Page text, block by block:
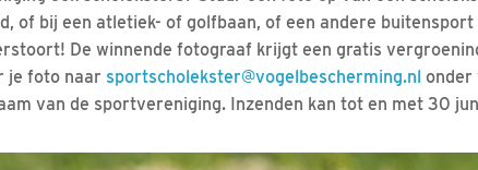
of bij een atletiek- of golfbaan, of een andere
De winnende fotograaf krijgt een gratis
je foto naar sportscholekster@vogelbescherming.nl onder
van de sportvereniging. Inzenden kan tot en met 30